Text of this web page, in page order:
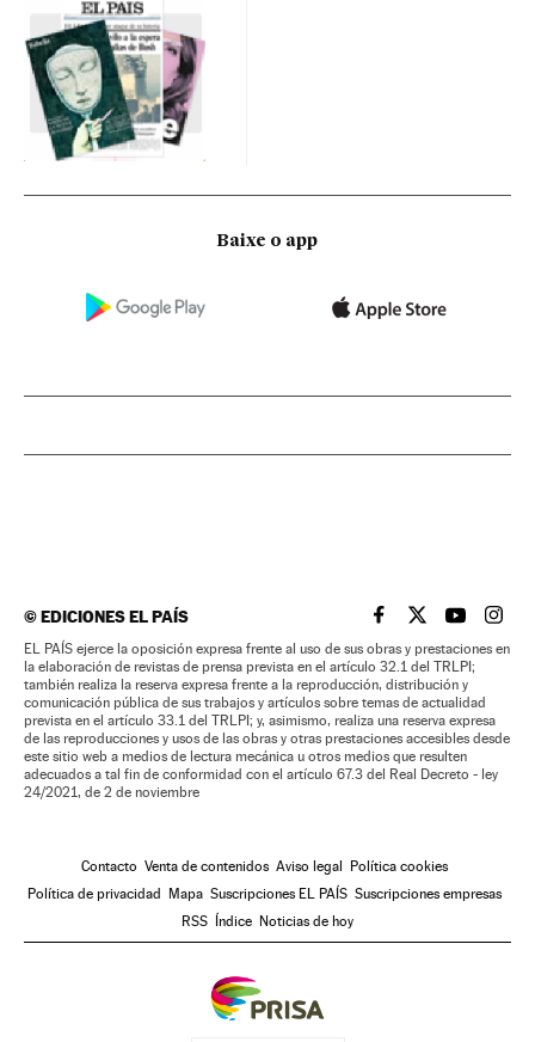
Baixe o app
©EDICIONES EL PAÍS EL PAÍS BRASIL EN
EL PAÍSEL PAÍS
EL
EL PAÍS ejerce la oposición expresa frente al uso de sus obras y prestaciones en
la elaboración de revistas de prensa prevista en el artículo 32.1 del TRLPI;
también realiza la reserva expresa frente a la reproducción, distribución y
comunicación pública de sus trabajos y artículos sobre temas de actualidad
prevista en el artículo 33.1 del TRLPI; y, asimismo, realiza una reserva expresa
de las reproducciones y usos de las obras y otras prestaciones accesibles desde
este sitio web a medios de lectura mecánica u otros medios que resulten
adecuados a tal fin de conformidad con el artículo 67.3 del Real Decreto - ley
24/2021, de 2 de noviembre
Contacto Venta de contenidos Aviso legal Política cookies
Política de privacidad Mapa Suscripciones EL PAÍS Suscripciones empresas
RSS Índice Noticias de hoy